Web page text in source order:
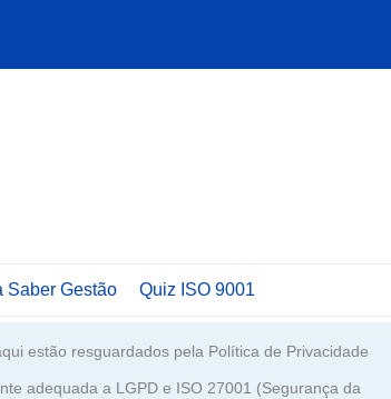
Saber Gestão Quiz ISO 9001
estão resguardados pela Política de Privacidade
adequada a LGPD e ISO 27001 (Segurança da